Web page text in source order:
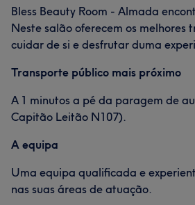
Bless Beauty Room - Almada
Neste salão oferecem os melhores
cuidar de si e desfrutar duma
Transporte público mais próximo
A 1 minutos a pé da paragem de
Capitão Leitão N107).
A equipa
Uma equipa qualificada e
nas suas áreas de atuação.